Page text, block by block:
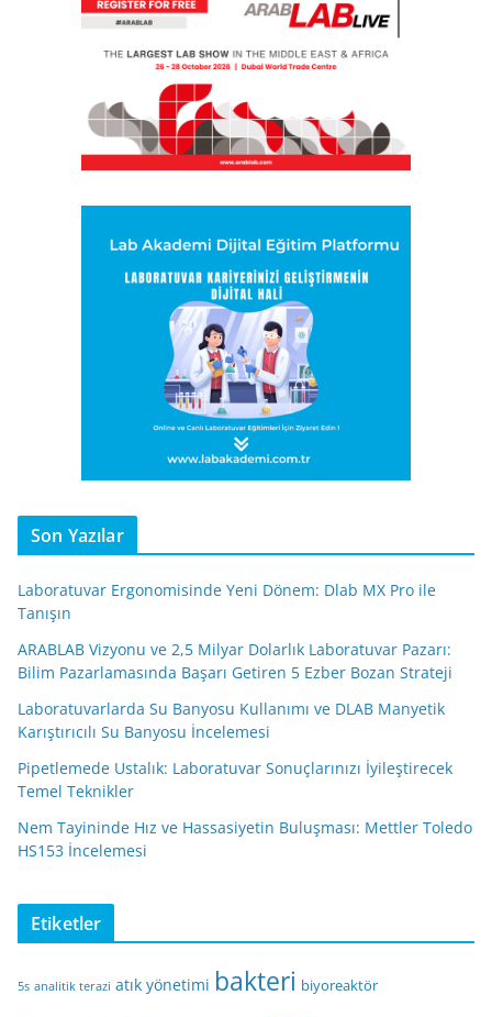
Son Yazılar
Laboratuvar Ergonomisinde Yeni Dönem: Dlab MX Pro ile
Tanışın
ARABLAB Vizyonu ve 2,5 Milyar Dolarlık Laboratuvar Pazarı:
Bilim Pazarlamasında Başarı Getiren 5 Ezber Bozan Strateji
Laboratuvarlarda Su Banyosu Kullanımı ve DLAB Manyetik
Karıştırıcılı Su Banyosu İncelemesi
Pipetlemede Ustalık: Laboratuvar Sonuçlarınızı İyileştirecek
Temel Teknikler
Nem Tayininde Hız ve Hassasiyetin Buluşması: Mettler Toledo
HS153 İncelemesi
Etiketler
5s analitik terazi atık yönetimi bakteri biyoreaktör